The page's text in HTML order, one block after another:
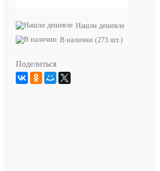
Нашли дешевле
В наличии (273 шт.)
Поделиться